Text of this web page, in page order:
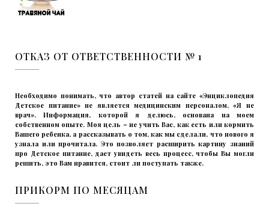
ОТКАЗ ОТ ОТВЕТСТВЕННОСТИ № 1
Необходимо понимать, что автор статей на сайте «Энциклопедия
Детское питание» не является медицинским персоналом, «Я не
врач». Информация, которой я делюсь, основана на моем
собственном опыте. Моя цель – не учить Вас, как есть или кормить
Вашего ребенка, а рассказывать о том, как мы сделали, что нового я
узнала или прочитала. Это позволяет расширить картину знаний
про Детское питание, дает увидеть весь процесс, чтобы Вы могли
решить, это Вам нравится, стоит ли поступать также.
ПРИКОРМ ПО МЕСЯЦАМ